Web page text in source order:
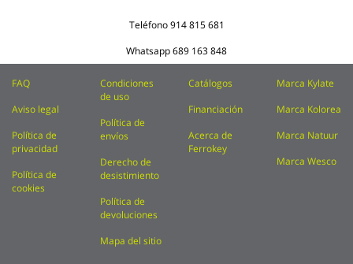
Teléfono914 815 681
Whatsapp689 163 848
FAQ
Aviso legal
Política de
privacidad
Política de
cookies
Condiciones
de uso
Política de
envíos
Derecho de
desistimiento
Política de
devoluciones
Mapa del sitio
Catálogos
Financiación
Acerca de
Ferrokey
Marca Kylate
Marca Kolorea
Marca Natuur
Marca Wesco